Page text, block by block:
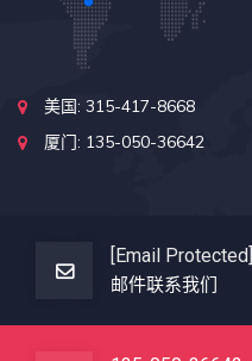
美国: 315-417-8668
厦门: 135-050-36642
[email Protected]
邮件联系我们